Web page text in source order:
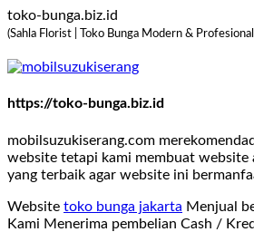
toko-bunga.biz.id
(Sahla Florist | Toko Bunga Modern &
https://toko-bunga.biz.id
mobilsuzukiserang.com
website tetapi kami membuat website
yang terbaik agar website ini
Website toko bunga jakarta Menjual
Kami Menerima pembelian Cash /